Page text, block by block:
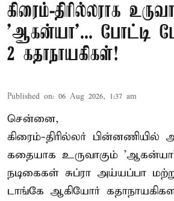
கிரைம்-திரில்லராக
'ஆகன்யா'... போட்டி
2 கதாநாயகிகள்!
Published on: 06 Aug 2026, 1:37 am
சென்னை,
கிரைம்-திரில்லர் பின்னணியில்
கதையாக உருவாகும் 'ஆகன்யா'
நடிகைகள் சுப்ரா அய்யப்பா
டாங்கே ஆகியோர்